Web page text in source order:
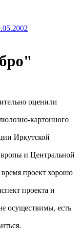
оценили
картонного
Иркутской
и Центральной
проект хорошо
проекта и
осуществимы, есть